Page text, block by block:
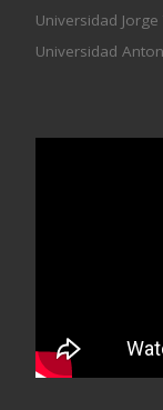
Universidad
Universidad